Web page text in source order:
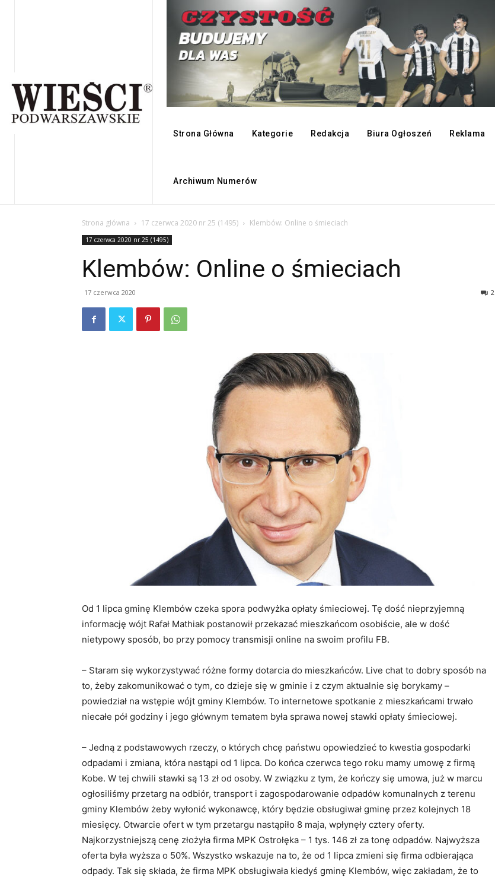
Strona Główna Kategorie Redakcja Biura Ogłoszeń Reklama
Archiwum Numerów
Strona główna 17 czerwca 2020 nr 25 (1495) Klembów: Online o śmieciach
17 czerwca 2020 nr 25 (1495)
Klembów: Online o śmieciach
17 czerwca 2020 2
Od 1 lipca gminę Klembów czeka spora podwyżka opłaty śmieciowej. Tę dość nieprzyjemną
informację wójt Rafał Mathiak postanowił przekazać mieszkańcom osobiście, ale w dość
nietypowy sposób, bo przy pomocy transmisji online na swoim profilu FB.
– Staram się wykorzystywać różne formy dotarcia do mieszkańców. Live chat to dobry sposób na
to, żeby zakomunikować o tym, co dzieje się w gminie i z czym aktualnie się borykamy –
powiedział na wstępie wójt gminy Klembów. To internetowe spotkanie z mieszkańcami trwało
niecałe pół godziny i jego głównym tematem była sprawa nowej stawki opłaty śmieciowej.
– Jedną z podstawowych rzeczy, o których chcę państwu opowiedzieć to kwestia gospodarki
odpadami i zmiana, która nastąpi od 1 lipca. Do końca czerwca tego roku mamy umowę z firmą
Kobe. W tej chwili stawki są 13 zł od osoby. W związku z tym, że kończy się umowa, już w marcu
ogłosiliśmy przetarg na odbiór, transport i zagospodarowanie odpadów komunalnych z terenu
gminy Klembów żeby wyłonić wykonawcę, który będzie obsługiwał gminę przez kolejnych 18
miesięcy. Otwarcie ofert w tym przetargu nastąpiło 8 maja, wpłynęły cztery oferty.
Najkorzystniejszą cenę złożyła firma MPK Ostrołęka – 1 tys. 146 zł za tonę odpadów. Najwyższa
oferta była wyższa o 50%. Wszystko wskazuje na to, że od 1 lipca zmieni się firma odbierająca
odpady. Tak się składa, że firma MPK obsługiwała kiedyś gminę Klembów, więc zakładam, że to